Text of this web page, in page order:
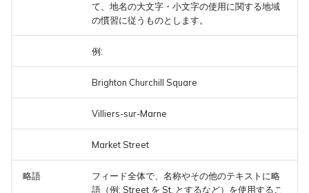
て、地名の大文字・小文字の使用に関する地域
の慣習に従うものとします。
例:
Brighton Churchill Square
Villiers-sur-Marne
Market Street
略語
フィード全体で、名称やその他のテキストに略
語（例: Street を St. とするなど）を使用するこ